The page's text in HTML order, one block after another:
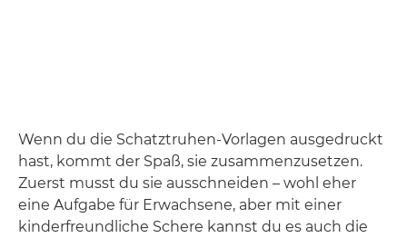
Wenn du die Schatztruhen-Vorlagen ausgedruckt
hast, kommt der Spaß, sie zusammenzusetzen.
Zuerst musst du sie ausschneiden – wohl eher
eine Aufgabe für Erwachsene, aber mit einer
kinderfreundliche Schere kannst du es auch die